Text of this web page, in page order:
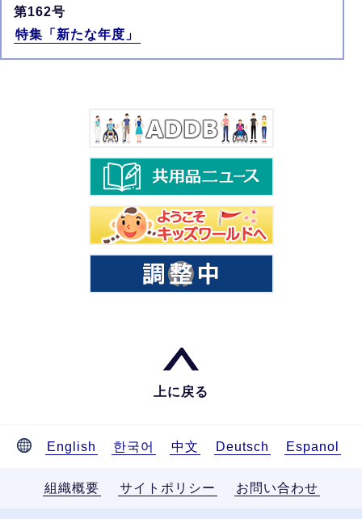
第162号
特集「新たな年度」
上に戻る
English 한국어 中文 Deutsch Espanol
組織概要 サイトポリシー お問い合わせ